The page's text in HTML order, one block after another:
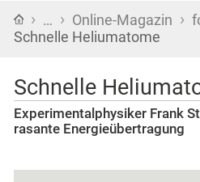
Startseite
› … › Online-Magazin ›
Schnelle Heliumatome
Schnelle
Experimentalphysiker Frank
rasante Energieübertragung